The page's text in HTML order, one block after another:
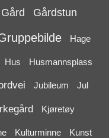
Gård Gårdstun
Hage
Hus Husmannsplass
Jubileum Jul
Kjøretøy
Kulturminne Kunst